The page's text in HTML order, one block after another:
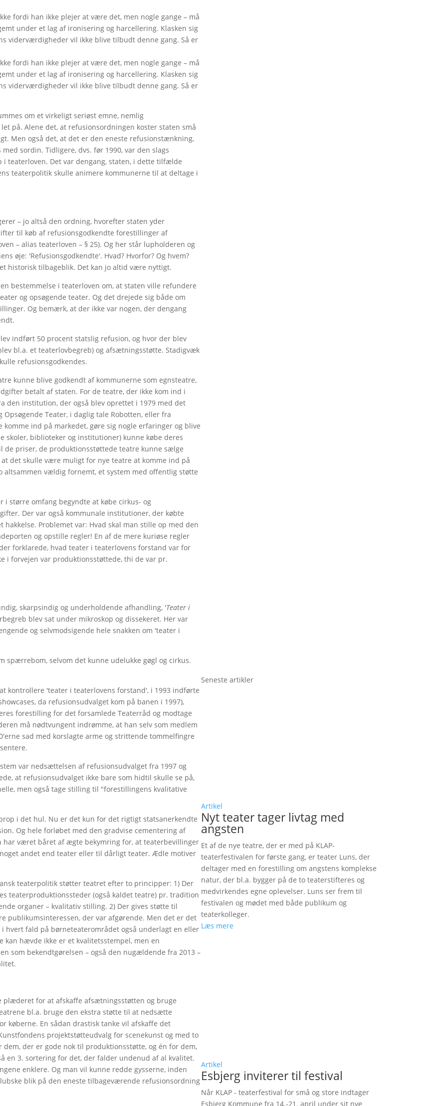
fordi han ikke plejer at være det, men nogle gange – må
under et lag af ironisering og harcellering. Klasken sig
viderværdigheder vil ikke blive tilbudt denne gang. Så er
fordi han ikke plejer at være det, men nogle gange – må
under et lag af ironisering og harcellering. Klasken sig
viderværdigheder vil ikke blive tilbudt denne gang. Så er
om et virkeligt seriøst emne, nemlig
på. Alene det, at refusionsordningen koster staten små
Men også det, at det er den eneste refusionstænkning,
sordin. Tidligere, dvs. før 1990, var den slags
Det var dengang, staten, i dette tilfælde
teaterpolitik skulle animere kommunerne til at deltage i
– jo altså den ordning, hvorefter staten yder
til køb af refusionsgodkendte forestillinger af
– alias teaterloven – § 25). Og her står lupholderen og
øje: 'Refusionsgodkendte'. Hvad? Hvorfor? Og hvem?
historisk tilbageblik. Det kan jo altid være nyttigt.
bestemmelse i teaterloven om, at staten ville refundere
og opsøgende teater. Og det drejede sig både om
Og bemærk, at der ikke var nogen, der dengang
indført 50 procent statslig refusion, og hvor der blev
bl.a. et teaterlovbegreb) og afsætningsstøtte. Stadigvæk
refusionsgodkendes.
kunne blive godkendt af kommunerne som egnsteatre,
betalt af staten. For de teatre, der ikke kom ind i
den institution, der også blev oprettet i 1979 med det
Teater, i daglig tale Robotten, eller fra
ind på markedet, gøre sig nogle erfaringer og blive
skoler, biblioteker og institutioner) kunne købe deres
de priser, de produktionsstøttede teatre kunne sælge
det skulle være muligt for nye teatre at komme ind på
vældig fornemt, et system med offentlig støtte
større omfang begyndte at købe cirkus- og
Der var også kommunale institutioner, der købte
Problemet var: Hvad skal man stille op med den
og opstille regler! En af de mere kuriøse regler
forklarede, hvad teater i teaterlovens forstand var for
i forvejen var produktionsstøttede, thi de var pr.
skarpsindig og underholdende afhandling, 'Teater i
blev sat under mikroskop og dissekeret. Her var
og selvmodsigende hele snakken om 'teater i
spærrebom, selvom det kunne udelukke gøgl og cirkus.
kontrollere 'teater i teaterlovens forstand', i 1993 indførte
da refusionsudvalget kom på banen i 1997),
forestilling for det forsamlede Teaterråd og modtage
må nødtvungent indrømme, at han selv som medlem
sad med korslagte arme og strittende tommelfingre
var nedsættelsen af refusionsudvalget fra 1997 og
at refusionsudvalget ikke bare som hidtil skulle se på,
men også tage stilling til "forestillingens kvalitative
i det hul. Nu er det kun for det rigtigt statsanerkendte
Og hele forløbet med den gradvise cementering af
har været båret af ægte bekymring for, at teaterbevillinger
andet end teater eller til dårligt teater. Ædle motiver
teaterpolitik støtter teatret efter to principper: 1) Der
teaterproduktionssteder (også kaldet teatre) pr. tradition
organer – kvalitativ stilling. 2) Der gives støtte til
publikumsinteressen, der var afgørende. Men det er det
hvert fald på børneteaterområdet også underlagt en eller
kan hævde ikke er et kvalitetsstempel, men en
som bekendtgørelsen – også den nugældende fra 2013 –
plæderet for at afskaffe afsætningsstøtten og bruge
bl.a. bruge den ekstra støtte til at nedsætte
køberne. En sådan drastisk tanke vil afskaffe det
projektstøtteudvalg for scenekunst og med to
der er gode nok til produktionsstøtte, og én for dem,
en 3. sortering for det, der falder undenud af al kvalitet.
enklere. Og man vil kunne redde gysserne, inden
blik på den eneste tilbageværende refusionsordning
Seneste artikler
Artikel
Nyt teater tager livtag med
angsten
Et af de nye teatre, der er med på KLAP-
teaterfestivalen for første gang, er teater Luns, der
deltager med en forestilling om angstens komplekse
natur, der bl.a. bygger på de to teaterstifteres og
medvirkendes egne oplevelser. Luns ser frem til
festivalen og mødet med både publikum og
teaterkolleger.
Læs mere
Artikel
Esbjerg inviterer til festival
Når KLAP - teaterfestival for små og store indtager
Esbjerg Kommune fra 14.-21. april under sit nye